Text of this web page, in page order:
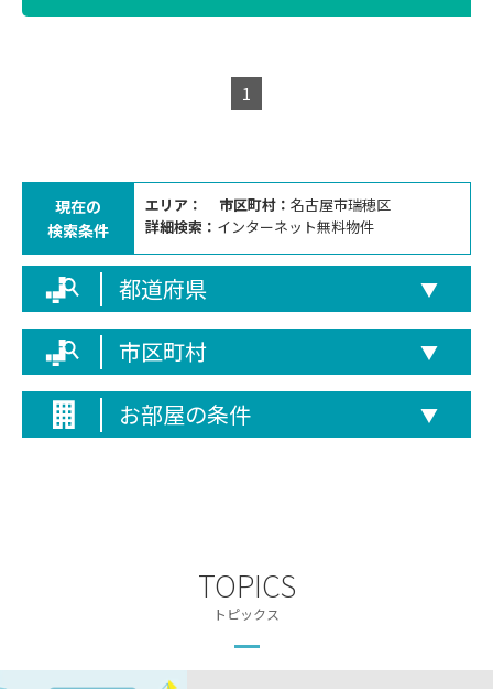
1
現在の
検索条件
エリア： 市区町村： 名古屋市瑞穂区
詳細検索： インターネット無料物件
都道府県 ▼
市区町村 ▼
お部屋の条件 ▼
TOPICS
トピックス